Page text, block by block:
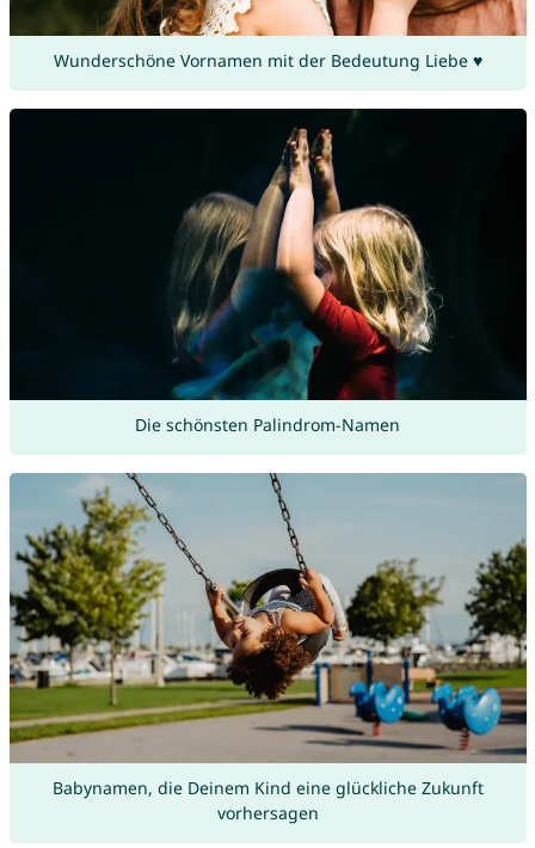
Wunderschöne Vornamen mit der Bedeutung Liebe ♥
Die schönsten Palindrom-Namen
Babynamen, die Deinem Kind eine glückliche Zukunft
vorhersagen